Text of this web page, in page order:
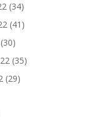
(34)
(41)
(35)
(29)